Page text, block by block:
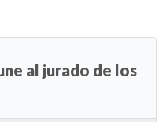
al jurado de los